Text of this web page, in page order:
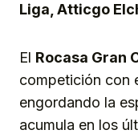
Liga, Atticgo
El Rocasa Gran
competición con
engordando la
acumula en los